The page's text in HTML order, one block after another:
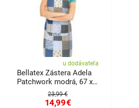
u dodávateľa
Bellatex Zástera Adela
Patchwork modrá, 67 x
23,99 €
14,99€